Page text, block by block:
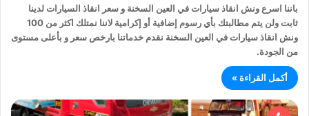
باننا اسرع ونش انقاذ سيارات في العين السخنة و سعر انقاذ السيارات لدينا
ثابت ولن يتم مطالبتك بأي رسوم إضافية أو إكرامية لاننا نمتلك اكثر من 100
ونش انقاذ سيارات في العين السخنة نقدم خدماتنا بارخص سعر و بأعلى مستوى
من الجودة.
أكمل القراءة »